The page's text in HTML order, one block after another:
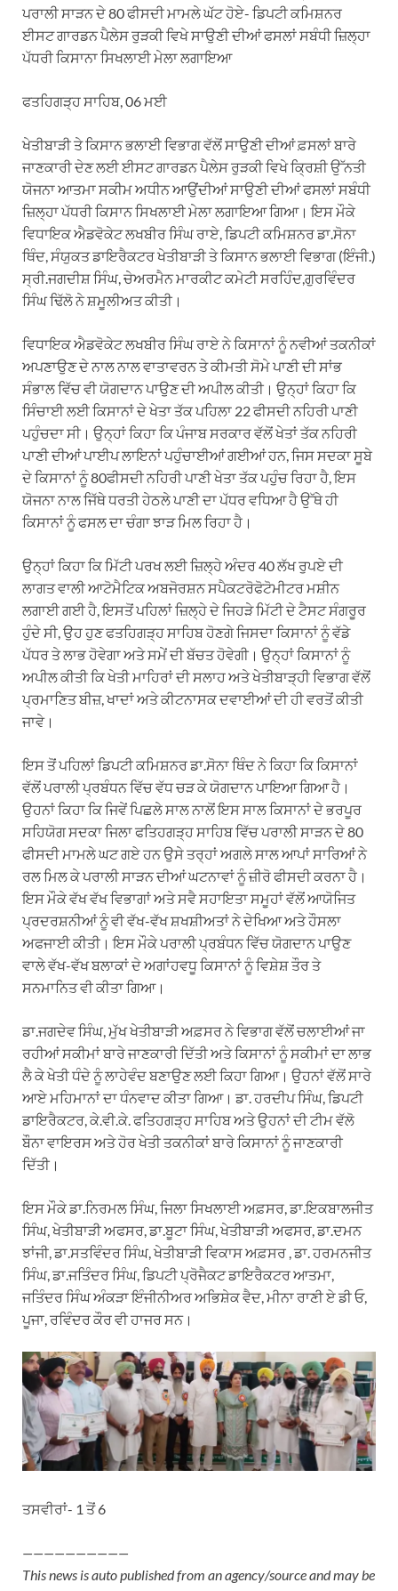
ਪਰਾਲੀ ਸਾੜਨ ਦੇ 80 ਫੀਸਦੀ ਮਾਮਲੇ ਘੱਟ ਹੋਏ- ਡਿਪਟੀ ਕਮਿਸ਼ਨਰ
ਈਸਟ ਗਾਰਡਨ ਪੈਲੇਸ ਰੁੜਕੀ ਵਿਖੇ ਸਾਉਣੀ ਦੀਆਂ ਫਸਲਾਂ ਸਬੰਧੀ ਜ਼ਿਲ੍ਹਾ
ਪੱਧਰੀ ਕਿਸਾਨਾ ਸਿਖਲਾਈ ਮੇਲਾ ਲਗਾਇਆ
ਫਤਹਿਗੜ੍ਹ ਸਾਹਿਬ, 06 ਮਈ
ਖੇਤੀਬਾੜੀ ਤੇ ਕਿਸਾਨ ਭਲਾਈ ਵਿਭਾਗ ਵੱਲੋਂ ਸਾਉਣੀ ਦੀਆਂ ਫ਼ਸਲਾਂ ਬਾਰੇ
ਜਾਣਕਾਰੀ ਦੇਣ ਲਈ ਈਸਟ ਗਾਰਡਨ ਪੈਲੇਸ ਰੁੜਕੀ ਵਿਖੇ ਕ੍ਰਿਸ਼ੀ ਉੱਨਤੀ
ਯੋਜਨਾ ਆਤਮਾ ਸਕੀਮ ਅਧੀਨ ਆਉਂਦੀਆਂ ਸਾਉਣੀ ਦੀਆਂ ਫਸਲਾਂ ਸਬੰਧੀ
ਜ਼ਿਲ੍ਹਾ ਪੱਧਰੀ ਕਿਸਾਨ ਸਿਖਲਾਈ ਮੇਲਾ ਲਗਾਇਆ ਗਿਆ। ਇਸ ਮੌਕੇ
ਵਿਧਾਇਕ ਐਡਵੋਕੇਟ ਲਖਬੀਰ ਸਿੰਘ ਰਾਏ, ਡਿਪਟੀ ਕਮਿਸ਼ਨਰ ਡਾ.ਸੋਨਾ
ਥਿੰਦ, ਸੰਯੁਕਤ ਡਾਇਰੈਕਟਰ ਖੇਤੀਬਾੜੀ ਤੇ ਕਿਸਾਨ ਭਲਾਈ ਵਿਭਾਗ (ਇੰਜੀ.)
ਸ੍ਰੀ.ਜਗਦੀਸ਼ ਸਿੰਘ, ਚੇਅਰਮੈਨ ਮਾਰਕੀਟ ਕਮੇਟੀ ਸਰਹਿੰਦ,ਗੁਰਵਿੰਦਰ
ਸਿੰਘ ਢਿੱਲੋ ਨੇ ਸ਼ਮੂਲੀਅਤ ਕੀਤੀ।
ਵਿਧਾਇਕ ਐਡਵੋਕੇਟ ਲਖਬੀਰ ਸਿੰਘ ਰਾਏ ਨੇ ਕਿਸਾਨਾਂ ਨੂੰ ਨਵੀਆਂ ਤਕਨੀਕਾਂ
ਅਪਣਾਉਣ ਦੇ ਨਾਲ ਨਾਲ ਵਾਤਾਵਰਨ ਤੇ ਕੀਮਤੀ ਸੋਮੇ ਪਾਣੀ ਦੀ ਸਾਂਭ
ਸੰਭਾਲ ਵਿੱਚ ਵੀ ਯੋਗਦਾਨ ਪਾਉਣ ਦੀ ਅਪੀਲ ਕੀਤੀ। ਉਨ੍ਹਾਂ ਕਿਹਾ ਕਿ
ਸਿੰਚਾਈ ਲਈ ਕਿਸਾਨਾਂ ਦੇ ਖੇਤਾ ਤੱਕ ਪਹਿਲਾ 22 ਫੀਸਦੀ ਨਹਿਰੀ ਪਾਣੀ
ਪਹੁੰਚਦਾ ਸੀ। ਉਨ੍ਹਾਂ ਕਿਹਾ ਕਿ ਪੰਜਾਬ ਸਰਕਾਰ ਵੱਲੋਂ ਖੇਤਾਂ ਤੱਕ ਨਹਿਰੀ
ਪਾਣੀ ਦੀਆਂ ਪਾਈਪ ਲਾਇਨਾਂ ਪਹੁੰਚਾਈਆਂ ਗਈਆਂ ਹਨ, ਜਿਸ ਸਦਕਾ ਸੂਬੇ
ਦੇ ਕਿਸਾਨਾਂ ਨੂੰ 80ਫੀਸਦੀ ਨਹਿਰੀ ਪਾਣੀ ਖੇਤਾ ਤੱਕ ਪਹੁੰਚ ਰਿਹਾ ਹੈ, ਇਸ
ਯੋਜਨਾ ਨਾਲ ਜਿੱਥੇ ਧਰਤੀ ਹੇਠਲੇ ਪਾਣੀ ਦਾ ਪੱਧਰ ਵਧਿਆ ਹੈ ਉੱਥੇ ਹੀ
ਕਿਸਾਨਾਂ ਨੂੰ ਫਸਲ ਦਾ ਚੰਗਾ ਝਾੜ ਮਿਲ ਰਿਹਾ ਹੈ।
ਉਨ੍ਹਾਂ ਕਿਹਾ ਕਿ ਮਿੱਟੀ ਪਰਖ ਲਈ ਜ਼ਿਲ੍ਹੇ ਅੰਦਰ 40 ਲੱਖ ਰੁਪਏ ਦੀ
ਲਾਗਤ ਵਾਲੀ ਆਟੋਮੈਟਿਕ ਅਬਜੋਰਸ਼ਨ ਸਪੈਕਟਰੋਫੋਟੋਮੀਟਰ ਮਸ਼ੀਨ
ਲਗਾਈ ਗਈ ਹੈ, ਇਸਤੋਂ ਪਹਿਲਾਂ ਜ਼ਿਲ੍ਹੇ ਦੇ ਜਿਹੜੇ ਮਿੱਟੀ ਦੇ ਟੈਸਟ ਸੰਗਰੂਰ
ਹੁੰਦੇ ਸੀ, ਉਹ ਹੁਣ ਫਤਹਿਗੜ੍ਹ ਸਾਹਿਬ ਹੋਣਗੇ ਜਿਸਦਾ ਕਿਸਾਨਾਂ ਨੂੰ ਵੱਡੇ
ਪੱਧਰ ਤੇ ਲਾਭ ਹੋਵੇਗਾ ਅਤੇ ਸਮੇਂ ਦੀ ਬੱਚਤ ਹੋਵੇਗੀ। ਉਨ੍ਹਾਂ ਕਿਸਾਨਾਂ ਨੂੰ
ਅਪੀਲ ਕੀਤੀ ਕਿ ਖੇਤੀ ਮਾਹਿਰਾਂ ਦੀ ਸਲਾਹ ਅਤੇ ਖੇਤੀਬਾੜ੍ਹੀ ਵਿਭਾਗ ਵੱਲੋਂ
ਪ੍ਰਮਾਣਿਤ ਬੀਜ਼, ਖਾਦਾਂ ਅਤੇ ਕੀਟਨਾਸਕ ਦਵਾਈਆਂ ਦੀ ਹੀ ਵਰਤੋਂ ਕੀਤੀ
ਜਾਵੇ।
ਇਸ ਤੋਂ ਪਹਿਲਾਂ ਡਿਪਟੀ ਕਮਿਸ਼ਨਰ ਡਾ.ਸੋਨਾ ਥਿੰਦ ਨੇ ਕਿਹਾ ਕਿ ਕਿਸਾਨਾਂ
ਵੱਲੋਂ ਪਰਾਲੀ ਪ੍ਰਬੰਧਨ ਵਿੱਚ ਵੱਧ ਚੜ ਕੇ ਯੋਗਦਾਨ ਪਾਇਆ ਗਿਆ ਹੈ।
ਉਹਨਾਂ ਕਿਹਾ ਕਿ ਜਿਵੇਂ ਪਿਛਲੇ ਸਾਲ ਨਾਲੋਂ ਇਸ ਸਾਲ ਕਿਸਾਨਾਂ ਦੇ ਭਰਪੂਰ
ਸਹਿਯੋਗ ਸਦਕਾ ਜਿਲਾ ਫਤਿਹਗੜ੍ਹ ਸਾਹਿਬ ਵਿੱਚ ਪਰਾਲੀ ਸਾੜਨ ਦੇ 80
ਫੀਸਦੀ ਮਾਮਲੇ ਘਟ ਗਏ ਹਨ ਉਸੇ ਤਰ੍ਹਾਂ ਅਗਲੇ ਸਾਲ ਆਪਾਂ ਸਾਰਿਆਂ ਨੇ
ਰਲ ਮਿਲ ਕੇ ਪਰਾਲੀ ਸਾੜਨ ਦੀਆਂ ਘਟਨਾਵਾਂ ਨੂੰ ਜ਼ੀਰੋ ਫੀਸਦੀ ਕਰਨਾ ਹੈ।
ਇਸ ਮੌਕੇ ਵੱਖ ਵੱਖ ਵਿਭਾਗਾਂ ਅਤੇ ਸਵੈ ਸਹਾਇਤਾ ਸਮੂਹਾਂ ਵੱਲੋਂ ਆਯੋਜਿਤ
ਪ੍ਰਦਰਸ਼ਨੀਆਂ ਨੂੰ ਵੀ ਵੱਖ-ਵੱਖ ਸ਼ਖਸ਼ੀਅਤਾਂ ਨੇ ਦੇਖਿਆ ਅਤੇ ਹੌਸਲਾ
ਅਫਜਾਈ ਕੀਤੀ। ਇਸ ਮੌਕੇ ਪਰਾਲੀ ਪ੍ਰਬੰਧਨ ਵਿੱਚ ਯੋਗਦਾਨ ਪਾਉਣ
ਵਾਲੇ ਵੱਖ-ਵੱਖ ਬਲਾਕਾਂ ਦੇ ਅਗਾਂਹਵਧੂ ਕਿਸਾਨਾਂ ਨੂੰ ਵਿਸ਼ੇਸ਼ ਤੌਰ ਤੇ
ਸਨਮਾਨਿਤ ਵੀ ਕੀਤਾ ਗਿਆ।
ਡਾ.ਜਗਦੇਵ ਸਿੰਘ, ਮੁੱਖ ਖੇਤੀਬਾੜੀ ਅਫ਼ਸਰ ਨੇ ਵਿਭਾਗ ਵੱਲੋਂ ਚਲਾਈਆਂ ਜਾ
ਰਹੀਆਂ ਸਕੀਮਾਂ ਬਾਰੇ ਜਾਣਕਾਰੀ ਦਿੱਤੀ ਅਤੇ ਕਿਸਾਨਾਂ ਨੂੰ ਸਕੀਮਾਂ ਦਾ ਲਾਭ
ਲੈ ਕੇ ਖੇਤੀ ਧੰਦੇ ਨੂੰ ਲਾਹੇਵੰਦ ਬਣਾਉਣ ਲਈ ਕਿਹਾ ਗਿਆ। ਉਹਨਾਂ ਵੱਲੋਂ ਸਾਰੇ
ਆਏ ਮਹਿਮਾਨਾਂ ਦਾ ਧੰਨਵਾਦ ਕੀਤਾ ਗਿਆ। ਡਾ. ਹਰਦੀਪ ਸਿੰਘ, ਡਿਪਟੀ
ਡਾਇਰੈਕਟਰ, ਕੇ.ਵੀ.ਕੇ. ਫਤਿਹਗੜ੍ਹ ਸਾਹਿਬ ਅਤੇ ਉਹਨਾਂ ਦੀ ਟੀਮ ਵੱਲੋ
ਬੌਨਾ ਵਾਇਰਸ ਅਤੇ ਹੋਰ ਖੇਤੀ ਤਕਨੀਕਾਂ ਬਾਰੇ ਕਿਸਾਨਾਂ ਨੂੰ ਜਾਣਕਾਰੀ
ਦਿੱਤੀ।
ਇਸ ਮੌਕੇ ਡਾ.ਨਿਰਮਲ ਸਿੰਘ, ਜਿਲਾ ਸਿਖਲਾਈ ਅਫ਼ਸਰ, ਡਾ.ਇਕਬਾਲਜੀਤ
ਸਿੰਘ, ਖੇਤੀਬਾੜੀ ਅਫਸਰ, ਡਾ.ਬੂਟਾ ਸਿੰਘ, ਖੇਤੀਬਾੜੀ ਅਫਸਰ, ਡਾ.ਦਮਨ
ਝਾਂਜੀ, ਡਾ.ਸਤਵਿੰਦਰ ਸਿੰਘ, ਖੇਤੀਬਾੜੀ ਵਿਕਾਸ ਅਫ਼ਸਰ , ਡਾ. ਹਰਮਨਜੀਤ
ਸਿੰਘ, ਡਾ.ਜਤਿੰਦਰ ਸਿੰਘ, ਡਿਪਟੀ ਪ੍ਰੋਜੈਕਟ ਡਾਇਰੈਕਟਰ ਆਤਮਾ,
ਜਤਿੰਦਰ ਸਿੰਘ ਅੰਕੜਾ ਇੰਜੀਨੀਅਰ ਅਭਿਸ਼ੇਕ ਵੈਦ, ਮੀਨਾ ਰਾਣੀ ਏ ਡੀ ਓ,
ਪੂਜਾ, ਰਵਿੰਦਰ ਕੌਰ ਵੀ ਹਾਜਰ ਸਨ।
ਤਸਵੀਰਾਂ- 1 ਤੋਂ 6
——————————
This news is auto published from an agency/source and may be